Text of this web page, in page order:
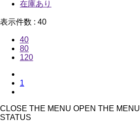
在庫あり
表示件数 : 40
40
80
120
1
CLOSE THE MENU OPEN THE MENU
STATUS